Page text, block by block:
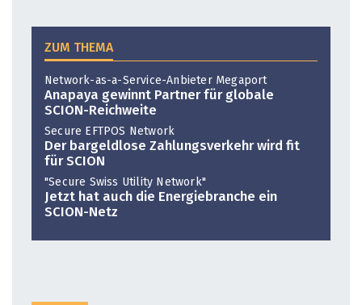
ZUM THEMA
Network-as-a-Service-Anbieter Megaport
Anapaya gewinnt Partner für globale
SCION-Reichweite
Secure EFTPOS Network
Der bargeldlose Zahlungsverkehr wird fit
für SCION
"Secure Swiss Utility Network"
Jetzt hat auch die Energiebranche ein
SCION-Netz